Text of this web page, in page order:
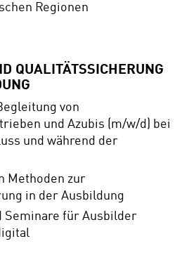
Regionen
QUALITÄTSSICHERUNG
von
und Azubis (m/w/d) bei
und während der
Methoden zur
in der Ausbildung
Seminare für Ausbilder